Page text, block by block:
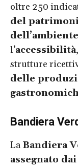
oltre 250
del
dell’ambiente
l’accessibilità
strutture
delle
Bandiera
La Bandiera
assegnato